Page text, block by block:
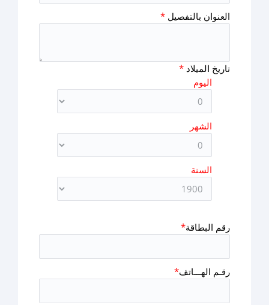
العنوان بالتفصيل *
تاريخ الميلاد *
اليوم
الشهر
السنة
رقم البطاقة*
رقـم الهـــاتف*